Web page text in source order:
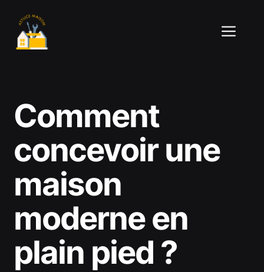
contenu
Comment
concevoir une
maison
moderne en
plain pied ?